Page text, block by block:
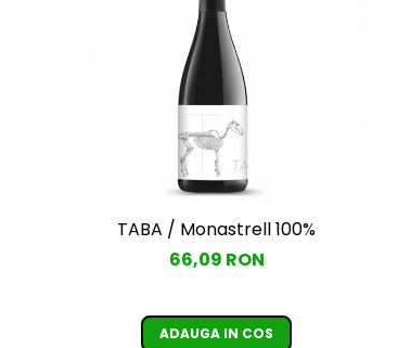
TABA / Monastrell 100%
66,09 RON
ADAUGA IN COS